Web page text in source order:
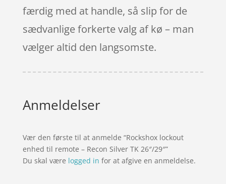
færdig med at handle, så slip for de
sædvanlige forkerte valg af kø – man
vælger altid den langsomste.
Anmeldelser
Vær den første til at anmelde “Rockshox lockout
enhed til remote – Recon Silver TK 26″/29″”
Du skal være logged in for at afgive en anmeldelse.